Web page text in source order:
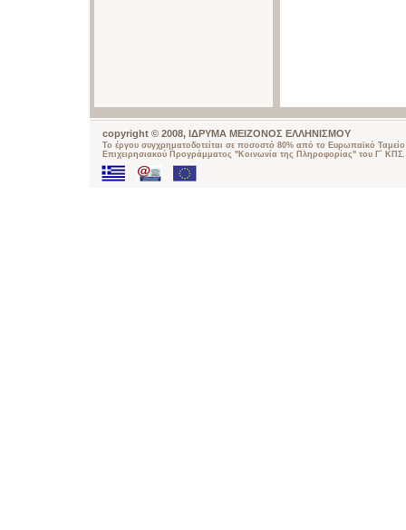
copyright © 2008, ΙΔΡΥΜΑ ΜΕΙΖΟΝΟΣ ΕΛΛΗΝΙΣΜΟΥ
Το έργου συγχρηματοδοτείται σε ποσοστό 80% από το Ευρωπαϊκό
Επιχειρησιακού Προγράμματος "Κοινωνία της Πληροφορίας" του Γ΄ ΚΠΣ.